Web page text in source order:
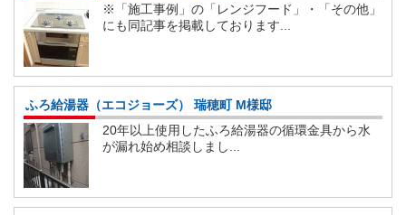
※「施工事例」の「レンジフード」・「その他」
にも同記事を掲載しております...
ふろ給湯器（エコジョーズ） 瑞穂町 M様邸
20年以上使用したふろ給湯器の循環金具から水
が漏れ始め相談しまし...